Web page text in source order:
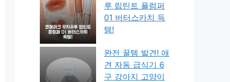
루 립틴트 플럼퍼
01 버터스카치 득
템!
완전 꿀템 발견! 애
견 자동 급식기 6
구 강아지 고양이